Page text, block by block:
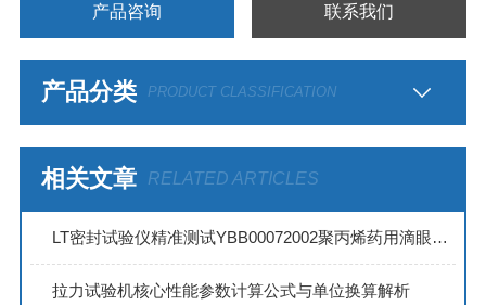
产品咨询 联系我们
产品分类 PRODUCT CLASSIFICATION
相关文章 RELATED ARTICLES
LT密封试验仪精准测试YBB00072002聚丙烯药用滴眼剂瓶密封性能
拉力试验机核心性能参数计算公式与单位换算解析